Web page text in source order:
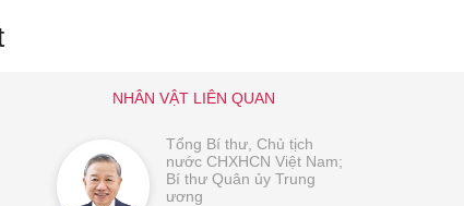
NHÂN VẬT LIÊN QUAN
Tổng Bí thư, Chủ tịch
nước CHXHCN Việt Nam;
Bí thư Quân ủy Trung
ương